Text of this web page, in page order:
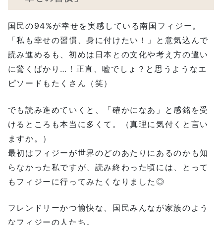
国民の94%が幸せを実感している南国フィジー。
「私も幸せの習慣、身に付けたい！」と意気込んで
読み進めるも、初めは日本との文化や考え方の違い
に驚くばかり…！正直、嘘でしょ？と思うようなエ
ピソードもたくさん（笑）
でも読み進めていくと、「確かになあ」と感銘を受
けるところも本当に多くて。（真理に気付くと言い
ますか。）
最初はフィジーが世界のどのあたりにあるのかも知
らなかった私ですが、読み終わった頃には、とって
もフィジーに行ってみたくなりました◎
フレンドリーかつ愉快な、国民みんなが家族のよう
なフィジーの人たち。